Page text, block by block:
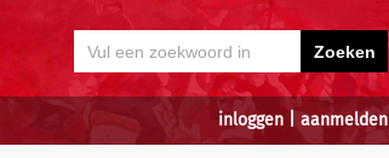
inloggen aanmelden